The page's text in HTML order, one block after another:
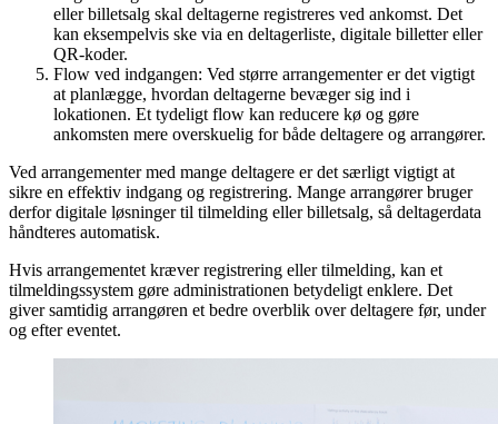
eller billetsalg skal deltagerne registreres ved ankomst. Det
kan eksempelvis ske via en deltagerliste, digitale billetter eller
QR-koder.
Flow ved indgangen: Ved større arrangementer er det vigtigt
at planlægge, hvordan deltagerne bevæger sig ind i
lokationen. Et tydeligt flow kan reducere kø og gøre
ankomsten mere overskuelig for både deltagere og arrangører.
Ved arrangementer med mange deltagere er det særligt vigtigt at
sikre en effektiv indgang og registrering. Mange arrangører bruger
derfor digitale løsninger til tilmelding eller billetsalg, så deltagerdata
håndteres automatisk.
Hvis arrangementet kræver registrering eller tilmelding, kan et
tilmeldingssystem gøre administrationen betydeligt enklere. Det
giver samtidig arrangøren et bedre overblik over deltagere før, under
og efter eventet.